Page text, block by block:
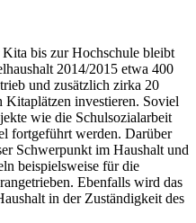
bis zur Hochschule bleibt
2014/2015 etwa 400
und zusätzlich zirka 20
investieren. Soviel
wie die Schulsozialarbeit
fortgeführt werden. Darüber
Schwerpunkt im Haushalt und
beispielsweise für die
Ebenfalls wird das
in der Zuständigkeit des